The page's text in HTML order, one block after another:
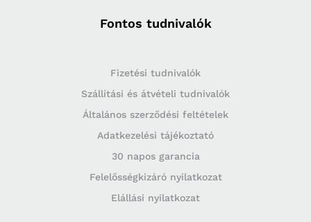
Fontos tudnivalók
Fizetési tudnivalók
Szállítási és átvételi tudnivalók
Általános szerződési feltételek
Adatkezelési tájékoztató
30 napos garancia
Felelősségkizáró nyilatkozat
Elállási nyilatkozat